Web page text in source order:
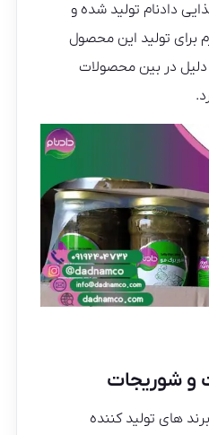
دادنام تولید شده و
برای تولید این محصول
در بین محصولات
شوریجات
های تولید کننده